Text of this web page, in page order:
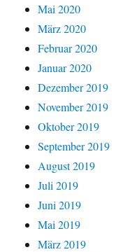
Mai 2020
März 2020
Februar 2020
Januar 2020
Dezember 2019
November 2019
Oktober 2019
September 2019
August 2019
Juli 2019
Juni 2019
Mai 2019
März 2019